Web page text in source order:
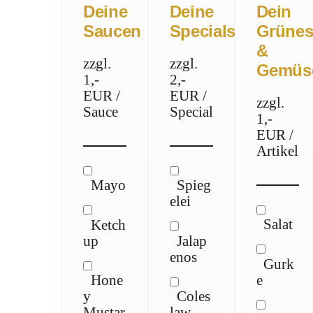
Deine
Saucen
zzgl.
1,-
EUR /
Sauce
Mayo
Ketch
up
Hone
y
Deine
Specials
zzgl.
2,-
EUR /
Special
Spieg
elei
Jalap
enos
Coles
Dein
Grünes
&
zzgl.
1,-
EUR /
Artikel
Salat
Gurk
e